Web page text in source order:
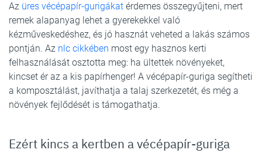
Az üres vécépapír-gurigákat érdemes összegyűjteni, mert
remek alapanyag lehet a gyerekekkel való
kézműveskedéshez, és jó hasznát veheted a lakás számos
pontján. Az nlc cikkében most egy hasznos kerti
felhasználását osztotta meg: ha ültettek növényeket,
kincset ér az a kis papírhenger! A vécépapír-guriga segítheti
a komposztálást, javíthatja a talaj szerkezetét, és még a
növények fejlődését is támogathatja.
Ezért kincs a kertben a vécépapír-guriga